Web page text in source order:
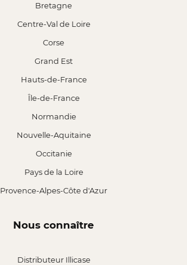
Bretagne
Centre-Val de Loire
Corse
Grand Est
Hauts-de-France
Île-de-France
Normandie
Nouvelle-Aquitaine
Occitanie
Pays de la Loire
Provence-Alpes-Côte d'Azur
Nous connaître
Distributeur Illicase